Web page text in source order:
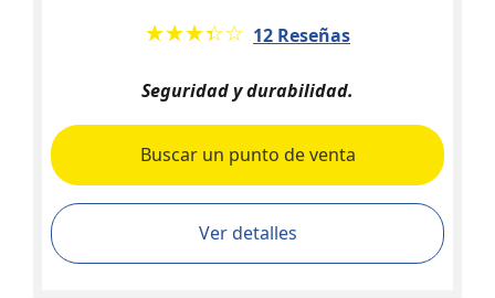
★★★★★
☆☆☆☆☆ 12 Reseñas
Seguridad y durabilidad.
Buscar un punto de venta
Ver detalles